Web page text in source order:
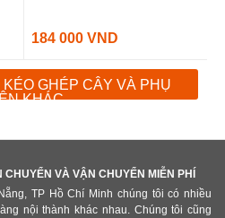
184 000 VND
KÉO GHÉP CÂY VÀ PHỤ
KHÁC
CHUYỂN VÀ VẬN CHUYỂN MIỄN PHÍ
TP Hồ Chí Minh chúng tôi có nhiều
nội thành khác nhau. Chúng tôi cũng